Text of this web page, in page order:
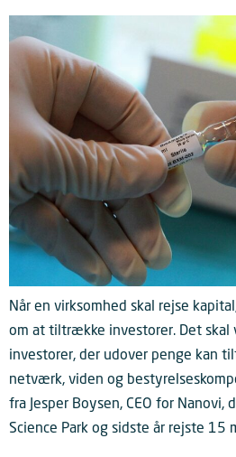
Når en virksomhed skal rejse
om at tiltrække investorer. Det
investorer, der udover penge kan
netværk, viden og
fra Jesper Boysen, CEO for Nanovi,
Science Park og sidste år rejste 15